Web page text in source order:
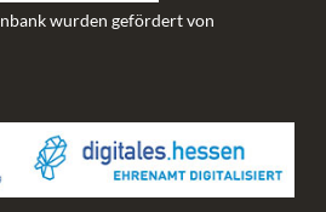
wurden gefördert von